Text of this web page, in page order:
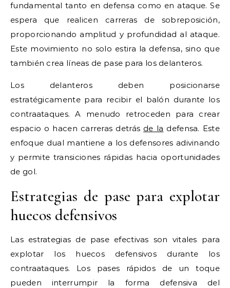
fundamental tanto en defensa como en ataque. Se
espera que realicen carreras de sobreposición,
proporcionando amplitud y profundidad al ataque.
Este movimiento no solo estira la defensa, sino que
también crea líneas de pase para los delanteros.
Los delanteros deben posicionarse
estratégicamente para recibir el balón durante los
contraataques. A menudo retroceden para crear
espacio o hacen carreras detrás de la defensa. Este
enfoque dual mantiene a los defensores adivinando
y permite transiciones rápidas hacia oportunidades
de gol.
Estrategias de pase para explotar
huecos defensivos
Las estrategias de pase efectivas son vitales para
explotar los huecos defensivos durante los
contraataques. Los pases rápidos de un toque
pueden interrumpir la forma defensiva del